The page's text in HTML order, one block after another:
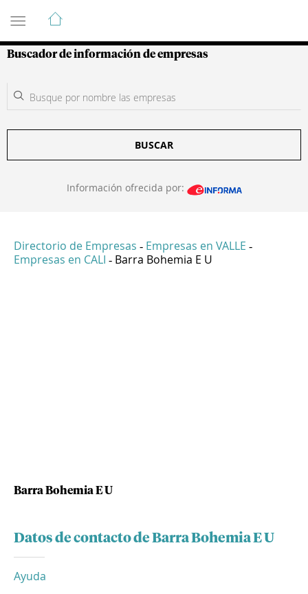
Guía de Empresas Colombianas
Buscador de información de empresas
BUSCAR
Información ofrecida por:
Directorio de Empresas - Empresas en VALLE -
Empresas en CALI - Barra Bohemia E U
Barra Bohemia E U
Datos de contacto de Barra Bohemia E U
Ayuda